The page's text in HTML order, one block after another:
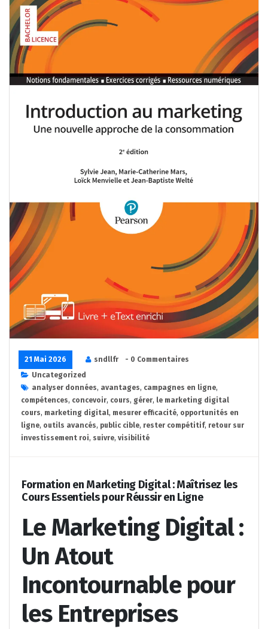
21 Mai 2026 sndllfr
- 0 Commentaires
Uncategorized
analyser données, avantages, campagnes en ligne,
compétences, concevoir, cours, gérer, le marketing digital
cours, marketing digital, mesurer efficacité, opportunités en
ligne, outils avancés, public cible, rester compétitif, retour sur
investissement roi, suivre, visibilité
Formation en Marketing Digital : Maîtrisez les
Cours Essentiels pour Réussir en Ligne
Le Marketing Digital :
Un Atout
Incontournable pour
les Entreprises